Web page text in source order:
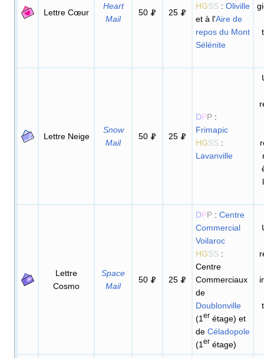
Lettre Cœur
Heart
Mail
50 25
HGSS : Oliville
et à l'Aire de
repos du Mont
Sélénite
Lettre Neige
Snow
Mail
50 25
DPP :
Frimapic
HGSS :
Lavanville
Lettre
Cosmo
Space
Mail
50 25
DPP : Centre
Commercial
Voilaroc
HGSS :
Centre
Commerciaux
de
Doublonville
(1 er étage) et
de Céladopole
(1 er étage)